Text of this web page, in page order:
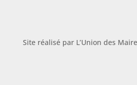
Site réalisé par L’Union des